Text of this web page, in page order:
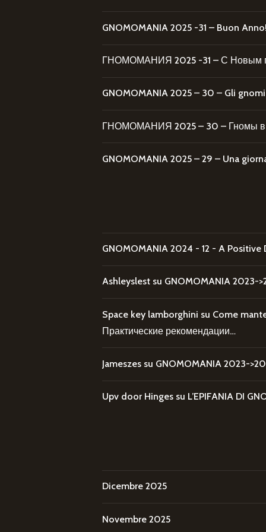
GNOMOMANIA 2025 -31 – Buon
ГНОМОМАНИЯ 2025 -31 – С Новым
GNOMOMANIA 2025 – 30 – Gli
ГНОМОМАНИЯ 2025 – 30 – Гномы в
GNOMOMANIA 2025 – 29 – Una
GNOMOMANIA 2024 - 12 - A Positive
Ashleyslest su GNOMOMANIA 2023-
Space key lamborghini su Come
Практические рекомендации…
Jameszes su GNOMOMANIA 2023-
Upv door Hinges su L’EPIFANIA DI
Dicembre 2025
Novembre 2025